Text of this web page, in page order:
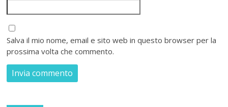
Salva il mio nome, email e sito web in questo browser per la
prossima volta che commento.